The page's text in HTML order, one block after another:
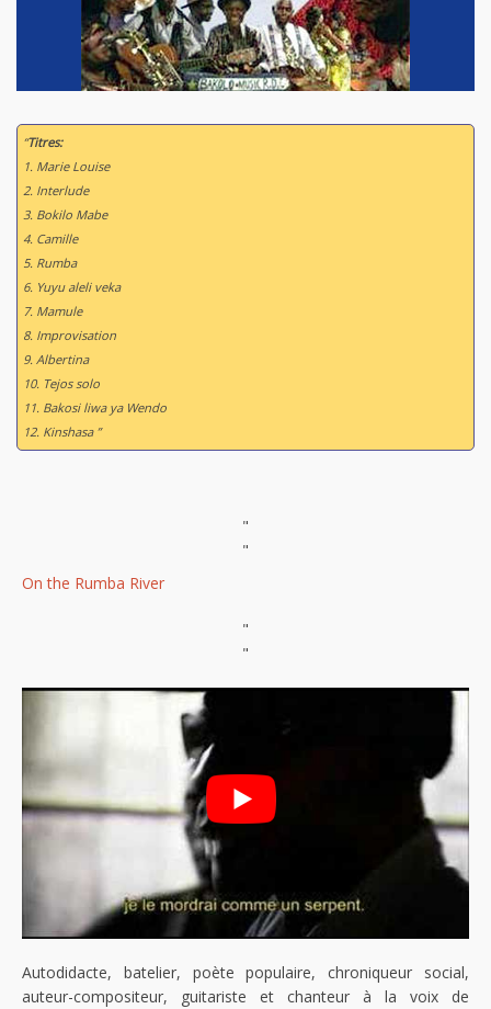
“Titres:
1. Marie Louise
2. Interlude
3. Bokilo Mabe
4. Camille
5. Rumba
6. Yuyu aleli veka
7. Mamule
8. Improvisation
9. Albertina
10. Tejos solo
11. Bakosi liwa ya Wendo
12. Kinshasa ”
"
"
On the Rumba River
"
"
Autodidacte, batelier, poète populaire, chroniqueur social,
auteur-compositeur, guitariste et chanteur à la voix de